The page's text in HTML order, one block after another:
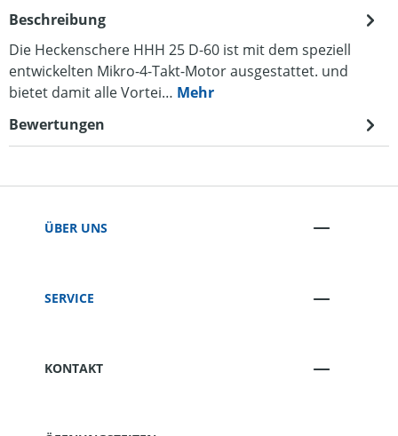
Beschreibung
Die Heckenschere HHH 25 D-60 ist mit dem speziell
entwickelten Mikro-4-Takt-Motor ausgestattet. und
bietet damit alle Vortei… Mehr
Bewertungen
ÜBER UNS
SERVICE
KONTAKT